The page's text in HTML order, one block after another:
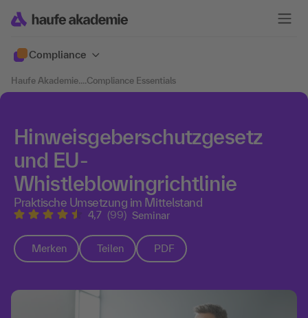
Compliance
Haufe Akademie....Compliance Essentials
Hinweisgeberschutzgesetz
und EU-
Whistleblowingrichtlinie
Praktische Umsetzung im Mittelstand
4,7 (99) Seminar
Merken Teilen PDF